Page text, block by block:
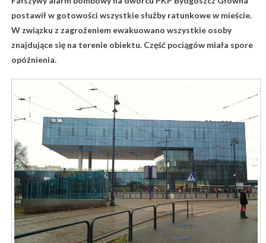
postawił w gotowości wszystkie służby ratunkowe w mieście.
W związku z zagrożeniem ewakuowano wszystkie osoby
znajdujące się na terenie obiektu. Część pociągów miała spore
opóźnienia.